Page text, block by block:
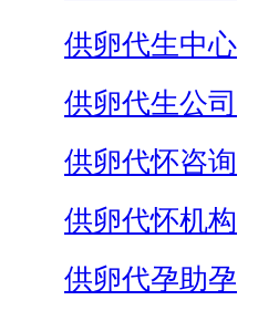
供卵代生中心
供卵代生公司
供卵代怀咨询
供卵代怀机构
供卵代孕助孕